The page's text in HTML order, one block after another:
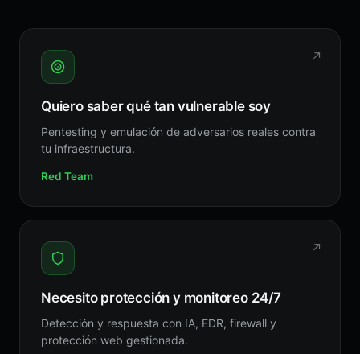
↗
Quiero saber qué tan vulnerable soy
Pentesting y emulación de adversarios reales contra
tu infraestructura.
Red Team
↗
Necesito protección y monitoreo 24/7
Detección y respuesta con IA, EDR, firewall y
protección web gestionada.